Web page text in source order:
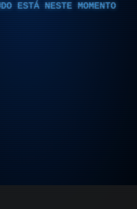
ESTÁ NESTE MOMENTO